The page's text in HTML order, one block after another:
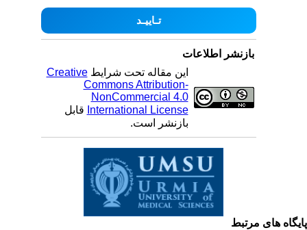
بازنشر اطلاعات
این مقاله تحت شرایطCreative
Commons Attribution-
NonCommercial 4.0
International Licenseقابل
بازنشر است.
های مرتبط